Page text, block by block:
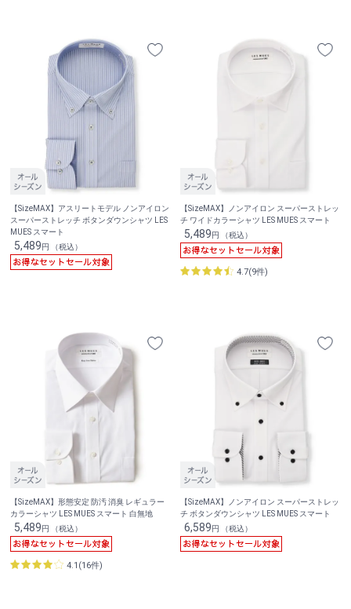
【SizeMAX】アスリートモデル ノンアイロン
スーパーストレッチ ボタンダウンシャツ LES
MUES スマート
5,489円 （税込）
【SizeMAX】ノンアイロン スーパーストレッ
チ ワイドカラーシャツ LES MUES スマート
5,489円 （税込）
4.7(9件)
【SizeMAX】形態安定 防汚 消臭 レギュラー
カラーシャツ LES MUES スマート 白無地
5,489円 （税込）
4.1(16件)
【SizeMAX】ノンアイロン スーパーストレッ
チ ボタンダウンシャツ LES MUES スマート
6,589円 （税込）